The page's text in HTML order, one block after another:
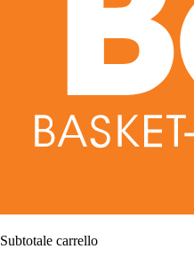
Subtotale carrello